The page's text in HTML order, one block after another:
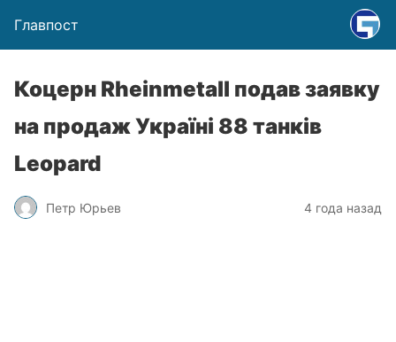
Главпост
Коцерн Rheinmetall подав заявку
на продаж Україні 88 танків
Leopard
Петр Юрьев 4 года назад